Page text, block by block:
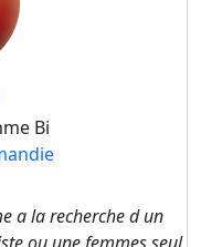
Bi
a la recherche d un